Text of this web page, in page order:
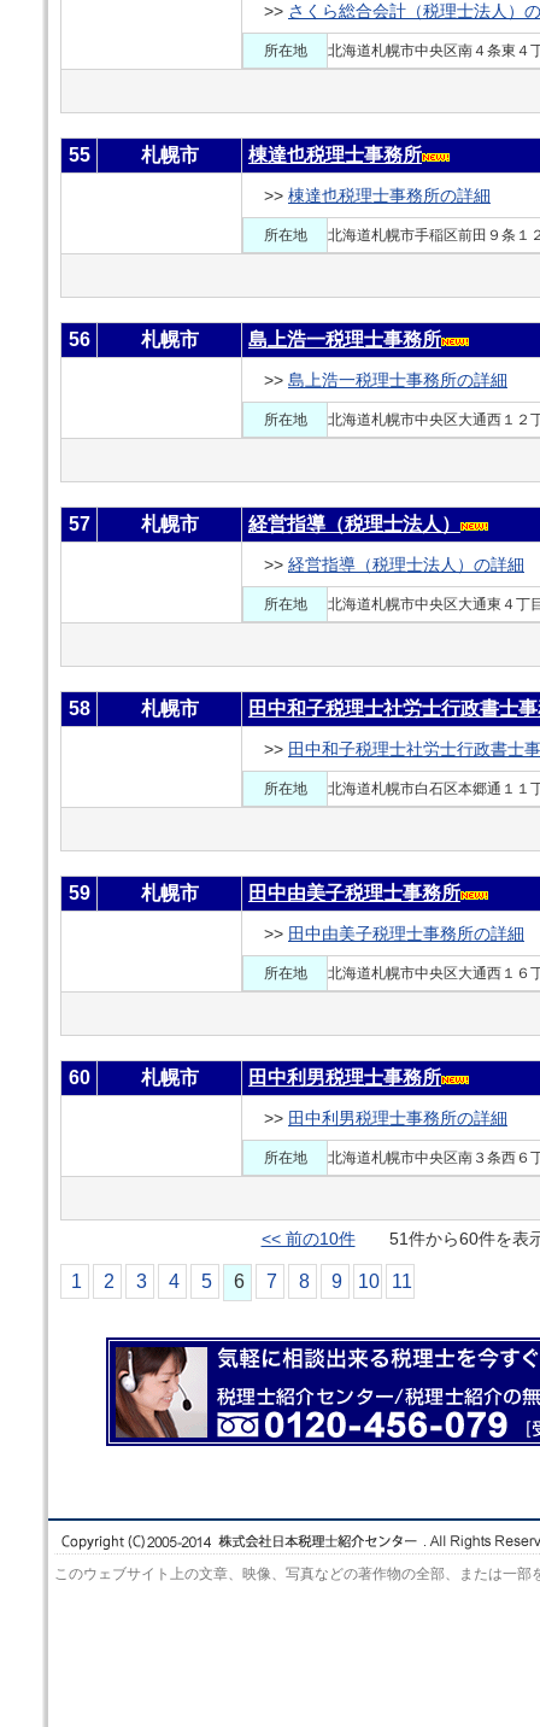
>> さくら総合会計（税理士法人）
所在地 北海道札幌市中央区南４条東４
55 札幌市 棟達也税理士事務所
>> 棟達也税理士事務所の詳細
所在地 北海道札幌市手稲区前田９条１
56 札幌市 島上浩一税理士事務所
>> 島上浩一税理士事務所の詳細
所在地 北海道札幌市中央区大通西１２
57 札幌市 経営指導（税理士法人）
>> 経営指導（税理士法人）の詳細
所在地 北海道札幌市中央区大通東４丁
58 札幌市 田中和子税理士社労士行政書士
>> 田中和子税理士社労士行政書士
所在地 北海道札幌市白石区本郷通１１
59 札幌市 田中由美子税理士事務所
>> 田中由美子税理士事務所の詳細
所在地 北海道札幌市中央区大通西１６
60 札幌市 田中利男税理士事務所
>> 田中利男税理士事務所の詳細
所在地 北海道札幌市中央区南３条西６
<< 前の10件51件から60件を
1 2 3 4 5 6 7 8 9 10 11
このウェブサイト上の文章、映像、写真などの著作物の全部、または一